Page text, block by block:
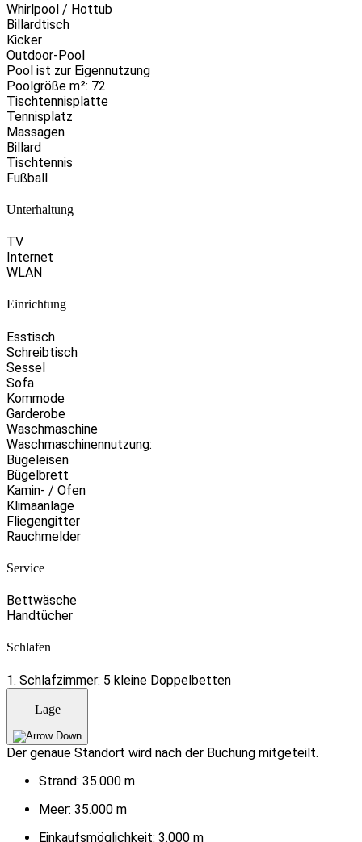
Whirlpool / Hottub
Billardtisch
Kicker
Outdoor-Pool
Pool ist zur Eigennutzung
Poolgröße m²: 72
Tischtennisplatte
Tennisplatz
Massagen
Billard
Tischtennis
Fußball
Unterhaltung
TV
Internet
WLAN
Einrichtung
Esstisch
Schreibtisch
Sessel
Sofa
Kommode
Garderobe
Waschmaschine
Waschmaschinennutzung:
Bügeleisen
Bügelbrett
Kamin- / Ofen
Klimaanlage
Fliegengitter
Rauchmelder
Service
Bettwäsche
Handtücher
Schlafen
1. Schlafzimmer: 5 kleine Doppelbetten
Lage
Der genaue Standort wird nach der Buchung mitgeteilt.
Strand: 35.000 m
Meer: 35.000 m
Einkaufsmöglichkeit: 3.000 m